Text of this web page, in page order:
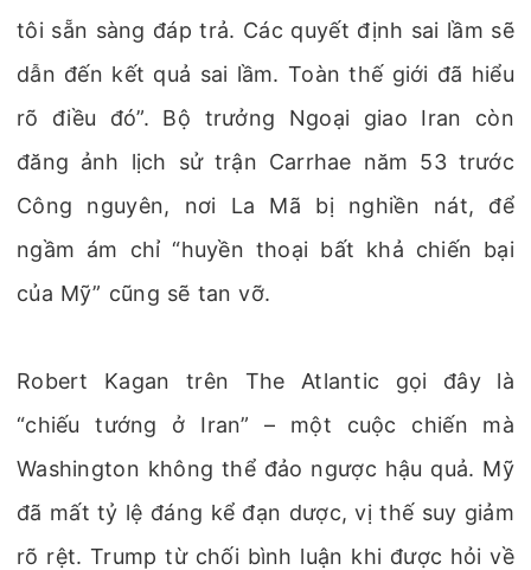
tôi sẵn sàng đáp trả. Các quyết định sai lầm sẽ
dẫn đến kết quả sai lầm. Toàn thế giới đã hiểu
rõ điều đó”. Bộ trưởng Ngoại giao Iran còn
đăng ảnh lịch sử trận Carrhae năm 53 trước
Công nguyên, nơi La Mã bị nghiền nát, để
ngầm ám chỉ “huyền thoại bất khả chiến bại
của Mỹ” cũng sẽ tan vỡ.
Robert Kagan trên The Atlantic gọi đây là
“chiếu tướng ở Iran” – một cuộc chiến mà
Washington không thể đảo ngược hậu quả. Mỹ
đã mất tỷ lệ đáng kể đạn dược, vị thế suy giảm
rõ rệt. Trump từ chối bình luận khi được hỏi về